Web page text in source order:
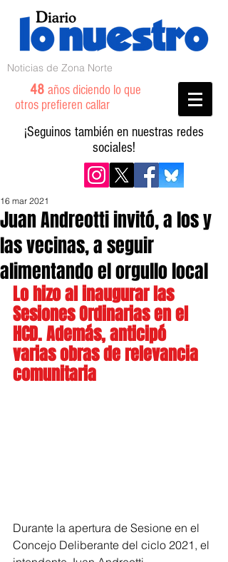
Noticias de Zona Norte
48 años diciendo lo que
otros prefieren callar
¡Seguinos también en nuestras redes
sociales!
Juan Andreotti invitó, a los y
las vecinas, a seguir
alimentando el orgullo local
16 mar 2021
Lo hizo al inaugurar las
Sesiones Ordinarias en el
HCD. Además, anticipó
varias obras de relevancia
comunitaria
Durante la apertura de Sesione en el
Concejo Deliberante del ciclo 2021, el